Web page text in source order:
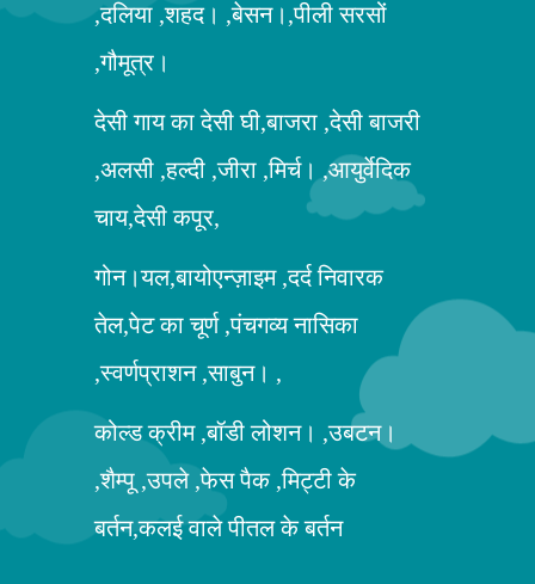
,दलिया ,शहद। ,बेसन।,पीली सरसों
,गौमूत्र।
देसी गाय का देसी घी,बाजरा ,देसी बाजरी
,अलसी ,हल्दी ,जीरा ,मिर्च। ,आयुर्वेदिक
चाय,देसी कपूर,
गोन।यल,बायोएन्ज़ाइम ,दर्द निवारक
तेल,पेट का चूर्ण ,पंचगव्य नासिका
,स्वर्णप्राशन ,साबुन। ,
कोल्ड क्रीम ,बॉडी लोशन। ,उबटन।
,शैम्पू ,उपले ,फेस पैक ,मिट्टी के
बर्तन,कलई वाले पीतल के बर्तन